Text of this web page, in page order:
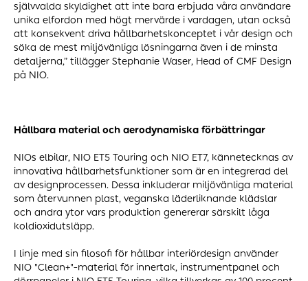
självvalda skyldighet att inte bara erbjuda våra användare
unika elfordon med högt mervärde i vardagen, utan också
att konsekvent driva hållbarhetskonceptet i vår design och
söka de mest miljövänliga lösningarna även i de minsta
detaljerna,” tillägger Stephanie Waser, Head of CMF Design
på NIO.
Hållbara material och aerodynamiska förbättringar
NIOs elbilar, NIO ET5 Touring och NIO ET7, kännetecknas av
innovativa hållbarhetsfunktioner som är en integrerad del
av designprocessen. Dessa inkluderar miljövänliga material
som återvunnen plast, veganska läderliknande klädslar
och andra ytor vars produktion genererar särskilt låga
koldioxidutsläpp.
I linje med sin filosofi för hållbar interiördesign använder
NIO "Clean+"-material för innertak, instrumentpanel och